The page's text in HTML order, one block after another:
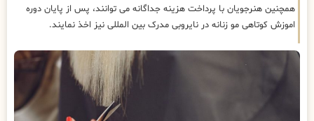
همچنین هنرجویان با پرداخت هزینه جداگانه می توانند، پس از پایان دوره
اموزش کوتاهی مو زنانه در نایروبی مدرک بین المللی نیز اخذ نمایند.